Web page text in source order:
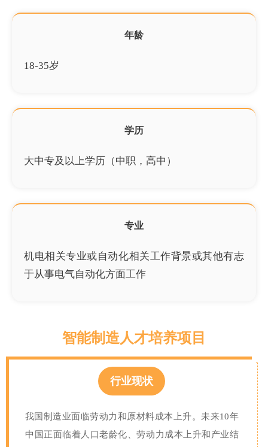
年龄
18-35岁
学历
大中专及以上学历（中职，高中）
专业
机电相关专业或自动化相关工作背景或其他有志
于从事电气自动化方面工作
智能制造人才培养项目
行业现状
我国制造业面临劳动力和原材料成本上升。未来10年
中国正面临着人口老龄化、劳动力成本上升和产业结